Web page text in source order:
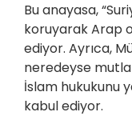
Bu anayasa,
koruyarak Arap
ediyor. Ayrıca,
neredeyse
İslam hukukunu
kabul ediyor.